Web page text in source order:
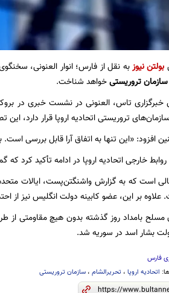
بولتن نیوزبه نقل از فارس؛ انوار العنونی،
تروریستیخواهد شناخت.
خبرگزاری تاس، العنونی در نشست خبری در
تروریستی اتحادیه اروپا قرار دارد،‌ این
افزود: «این تنها به اتفاق آرا قابل بررسی است.
خارجی اتحادیه اروپا در ادامه تأکید کرد که
است که به گزارش واشنگتن‌پست، ایالات
بر این،‌ عضو کابینه دولت انگلیس نیز از
مسلح بامداد روز گذشته بدون هیچ مقاومتی
بشار اسد در سوریه شد.
فارس
اتحادیه اروپا، تحریرالشام، سازمان تروریستی